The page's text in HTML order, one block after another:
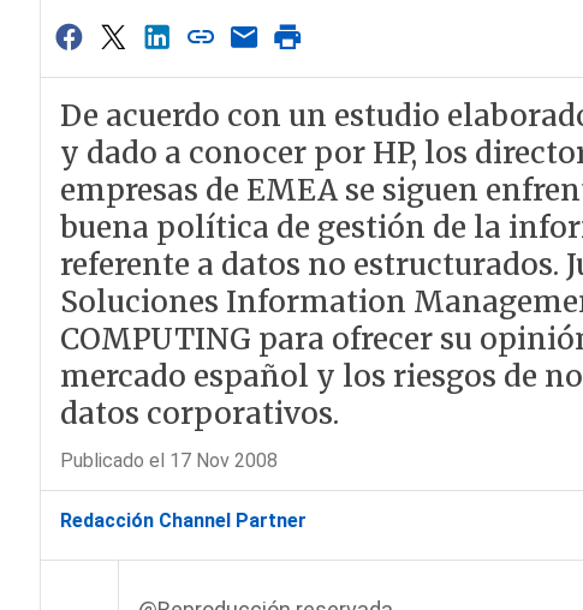
De acuerdo con un estudio
y dado a conocer por HP, los
empresas de EMEA se siguen
buena política de gestión de la
referente a datos no estructurados.
Soluciones Information
COMPUTING para ofrecer su
mercado español y los riesgos de
datos corporativos.
Publicado el 17 Nov 2008
Redacción Channel Partner